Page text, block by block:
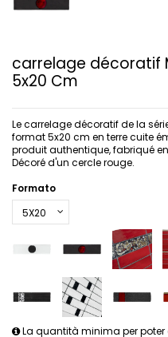
carrelage décoratif
5x20 Cm
Le carrelage décoratif de la
format 5x20 cm en terre cuite
produit authentique, fabriqué
Décoré d'un cercle rouge.
Formato
La quantità minima per poter